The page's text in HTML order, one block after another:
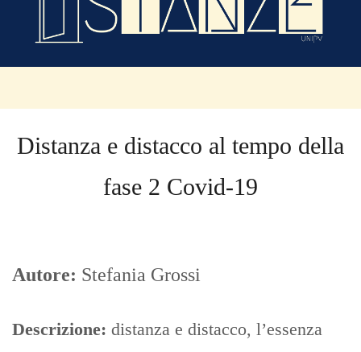
Distanza e distacco al tempo della
fase 2 Covid-19
Autore: Stefania Grossi
Descrizione: distanza e distacco, l’essenza